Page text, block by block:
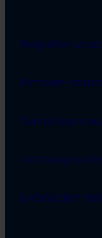
Projektien
Rimbert-
Evästeiden